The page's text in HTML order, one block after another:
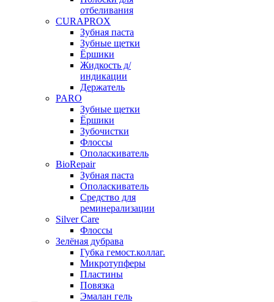
отбеливания
CURAPROX
Зубная паста
Зубные щетки
Ёршики
Жидкость д/
индикации
Держатель
PARO
Зубные щетки
Ёршики
Зубочистки
Флоссы
Ополаскиватель
BioRepair
Зубная паста
Ополаскиватель
Средство для
реминерализации
Silver Care
Флоссы
Зелёная дубрава
Губка гемост.коллаг.
Микротупферы
Пластины
Повязка
Эмалан гель